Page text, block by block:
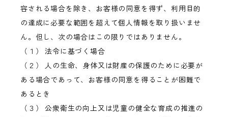
容される場合を除き、お客様の同意を得ず、利用目的
の達成に必要な範囲を超えて個人情報を取り扱いませ
ん。但し、次の場合はこの限りではありません。
（１） 法令に基づく場合
（２） 人の生命、身体又は財産の保護のために必要が
ある場合であって、お客様の同意を得ることが困難で
あるとき
（３） 公衆衛生の向上又は児童の健全な育成の推進の